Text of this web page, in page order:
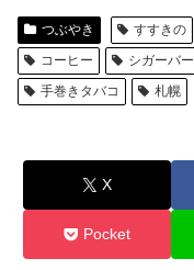
つぶやき すすきの
コーヒー
シガーバー
手巻きタバコ
札幌
X
Pocket